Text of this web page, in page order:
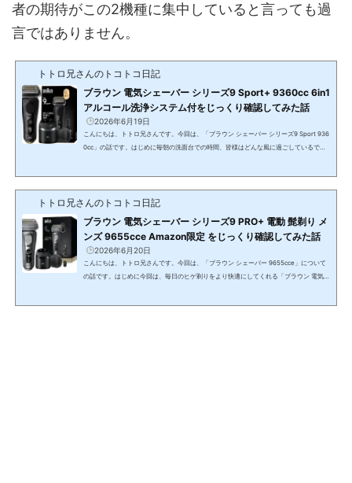
者の期待がこの2機種に集中していると言っても過
言ではありません。
トトロ兄さんのトコトコ日記
ブラウン 電気シェーバー シリーズ9 Sport+ 9360cc 6in1
アルコール洗浄システム付をじっくり確認してみた話
2026年6月19日
こんにちは、トトロ兄さんです。今回は、「ブラウン シェーバー シリーズ9 Sport 936
0cc」の話です。はじめに毎朝の洗面台での時間、皆様はどんな風に過ごしているでし
も、もしその時間が「お肌に優しく包まれる極上の時間」や「毎日、箱から出したばか
トトロ兄さんのトコトコ日記
ブラウン 電気シェーバー シリーズ9 PRO+ 電動 髭剃り メ
ンズ 9655cce Amazon限定 をじっくり確認してみた話
2026年6月20日
こんにちは、トトロ兄さんです。今回は、「ブラウン シェーバー 9655cce」について
の話です。はじめに今回は、毎日のヒゲ剃りをより快適にしてくれる「ブラウン 電気シ